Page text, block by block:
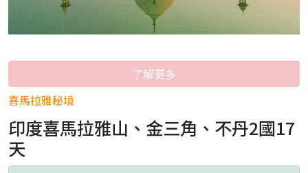
了解更多
喜馬拉雅秘境
印度喜馬拉雅山、金三角、不丹2國17
天